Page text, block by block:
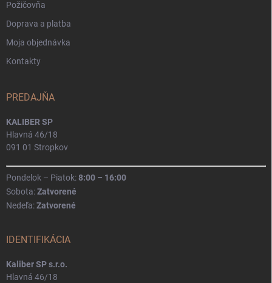
Požičovňa
Doprava a platba
Moja objednávka
Kontakty
PREDAJŇA
KALIBER SP
Hlavná 46/18
091 01 Stropkov
Pondelok – Piatok:8:00 – 16:00
Sobota:Zatvorené
Nedeľa:Zatvorené
IDENTIFIKÁCIA
Kaliber SP s.r.o.
Hlavná 46/18